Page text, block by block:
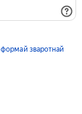
формай зваротнай